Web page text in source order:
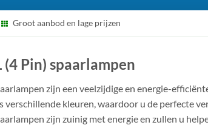
Groot aanbod en lage prijzen
Pin) spaarlampen
zijn een veelzijdige en energie-
verschillende kleuren, waardoor u de perfecte
zijn zuinig met energie en zullen u